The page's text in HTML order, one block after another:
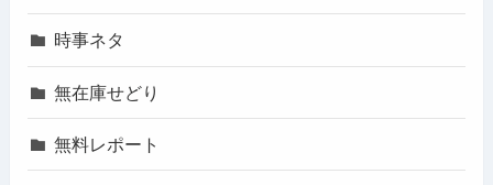
時事ネタ
無在庫せどり
無料レポート